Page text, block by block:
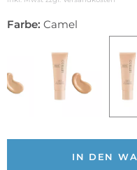
Farbe: Camel
IN DEN